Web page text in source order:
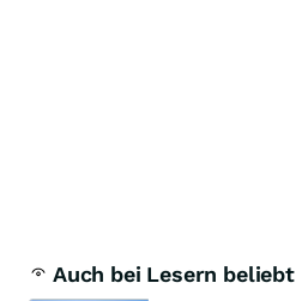
Auch bei Lesern beliebt